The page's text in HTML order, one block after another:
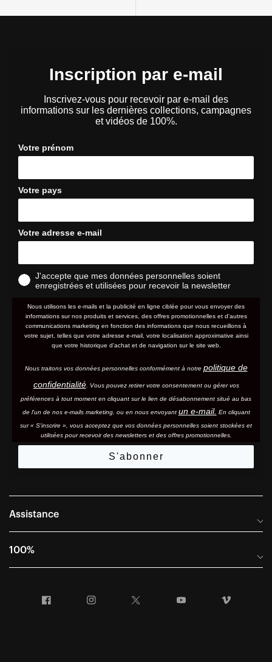
Inscription par e-mail
Inscrivez-vous pour recevoir par e-mail des
informations sur les dernières collections, campagnes
et vidéos de 100%.
Votre prénom
Votre pays
Votre adresse e-mail
J'accepte que mes données personnelles soient
enregistrées et utilisées pour recevoir la newsletter
Nous utilisons les e-mails et la publicité en ligne ciblée pour vous envoyer des
informations sur nos produits et services, des offres promotionnelles et d'autres
communications marketing en fonction des informations que nous recueillons à
votre sujet, telles que votre adresse e-mail, votre localisation approximative ainsi
que votre historique d'achat et de navigation sur le site web.
Nous traitons vos données personnelles conformément à notre politique de
confidentialité. Vous pouvez retirer votre consentement ou gérer vos
préférences à tout moment en cliquant sur le lien de désabonnement situé au bas
de l'un de nos e-mails marketing, ou en nous envoyant un e-mail. En cliquant
sur « S'inscrire », vous acceptez que vos données personnelles soient stockées et
utilisées pour recevoir des newsletters et des offres promotionnelles.
S'abonner
Assistance
Foire aux questions
Conditions générales de vente
100%
Informations sur l'entreprise
Facebook Instagram YouTube